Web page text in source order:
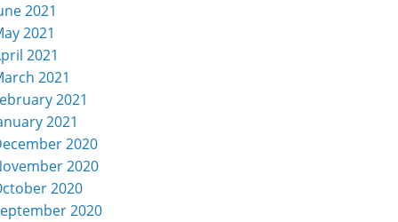
2021
2021
2021
2021
2021
2021
2020
2020
2020
2020